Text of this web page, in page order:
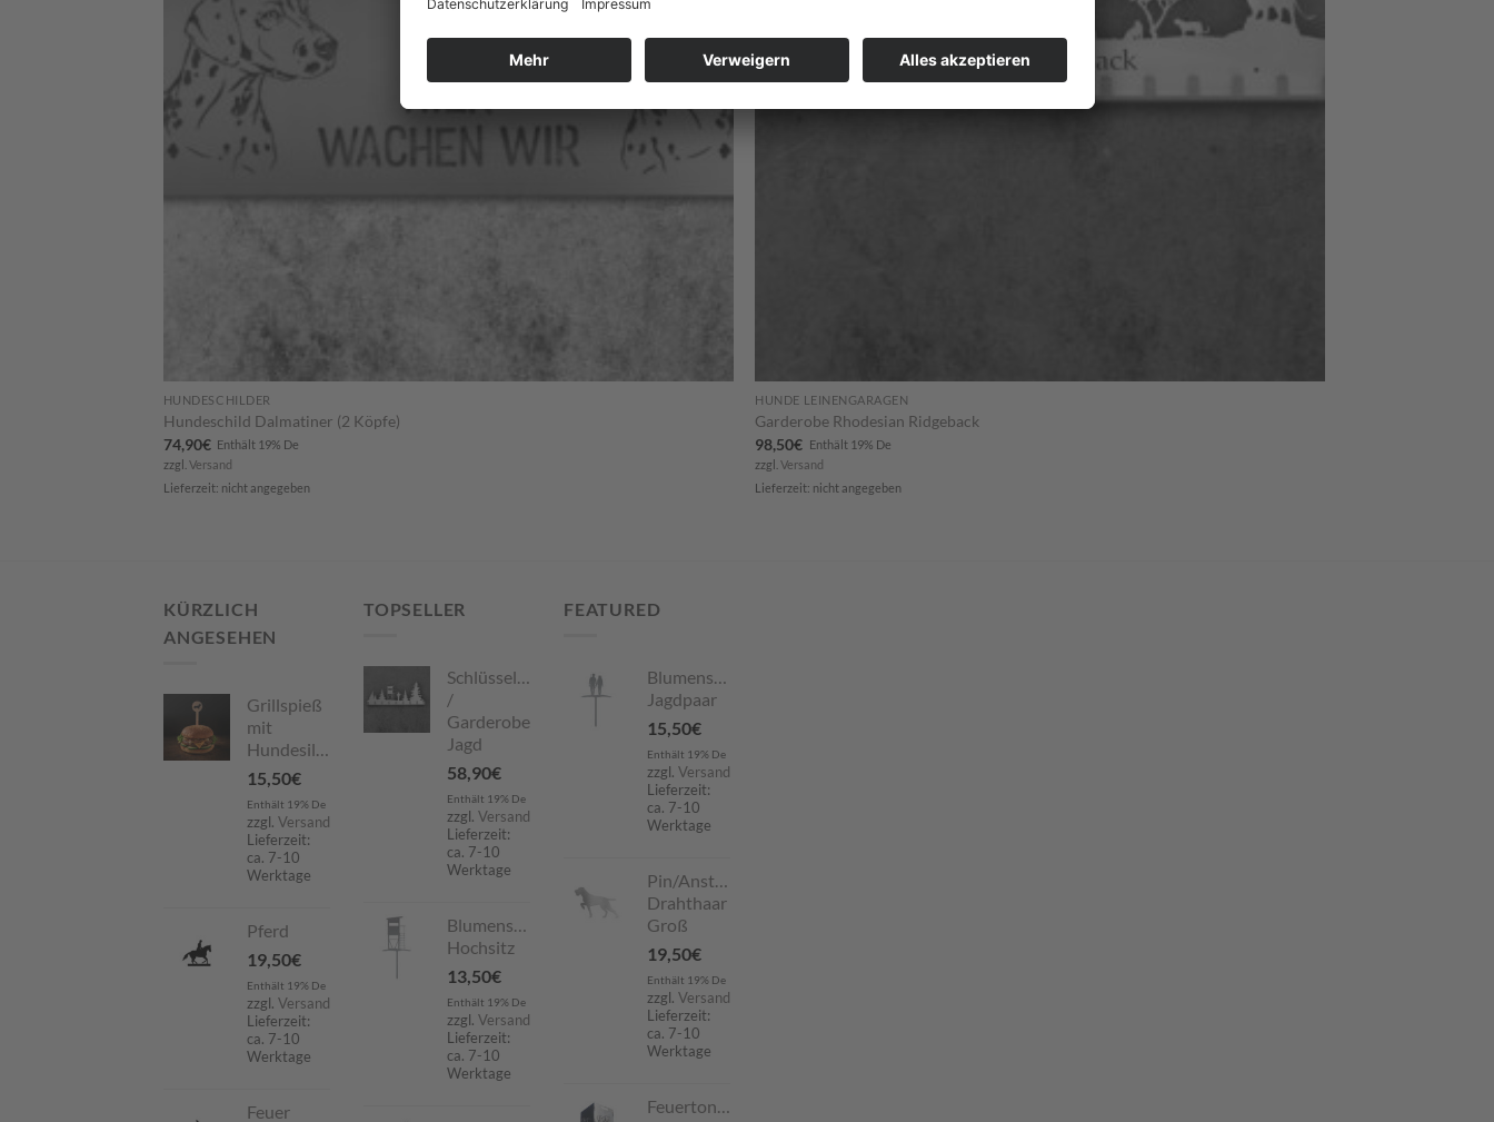
HUNDESCHILDER
Hundeschild Dalmatiner (2 Köpfe)
74,90€ Enthält 19% De
zzgl. Versand
Lieferzeit: nicht angegeben
HUNDE LEINENGARAGEN
Garderobe Rhodesian Ridgeback
98,50€ Enthält 19% De
zzgl.Versand
Lieferzeit: nicht angegeben
KÜRZLICH
ANGESEHEN
Grillspieß
mit
Hundesilhouette
15,50€
Enthält 19% De
zzgl. Versand
Lieferzeit:
ca. 7-10
Werktage
Pferd
19,50€
Enthält 19% De
zzgl. Versand
Lieferzeit:
ca. 7-10
Werktage
Feuer
TOPSELLER
Schlüsselboard
/
Garderobe
Jagd
58,90€
Enthält 19% De
zzgl. Versand
Lieferzeit:
ca. 7-10
Werktage
Blumenstecker
Hochsitz
13,50€
Enthält 19% De
zzgl. Versand
Lieferzeit:
ca. 7-10
Werktage
FEATURED
Blumenstecker
Jagdpaar
15,50€
Enthält 19% De
zzgl. Versand
Lieferzeit:
ca. 7-10
Werktage
Pin/Anstecker
Drahthaar
Groß
19,50€
Enthält 19% De
zzgl. Versand
Lieferzeit:
ca. 7-10
Werktage
Feuertonne